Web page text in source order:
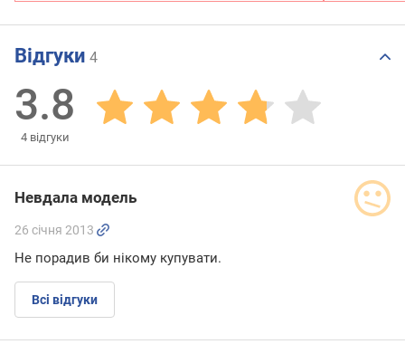
Відгуки 4
3.8
4 відгуки
Невдала модель
26 січня 2013
Не порадив би нікому купувати.
Всі відгуки